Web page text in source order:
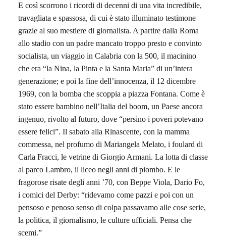
E così scorrono i ricordi di decenni di una vita incredibile,
travagliata e spassosa, di cui è stato illuminato testimone
grazie al suo mestiere di giornalista. A partire dalla Roma
allo stadio con un padre mancato troppo presto e convinto
socialista, un viaggio in Calabria con la 500, il macinino
che era “la Nina, la Pinta e la Santa Maria” di un’intera
generazione; e poi la fine dell’innocenza, il 12 dicembre
1969, con la bomba che scoppia a piazza Fontana. Come è
stato essere bambino nell’Italia del boom, un Paese ancora
ingenuo, rivolto al futuro, dove “persino i poveri potevano
essere felici”. Il sabato alla Rinascente, con la mamma
commessa, nel profumo di Mariangela Melato, i foulard di
Carla Fracci, le vetrine di Giorgio Armani. La lotta di classe
al parco Lambro, il liceo negli anni di piombo. E le
fragorose risate degli anni ’70, con Beppe Viola, Dario Fo,
i comici del Derby: “ridevamo come pazzi e poi con un
pensoso e penoso senso di colpa passavamo alle cose serie,
la politica, il giornalismo, le culture ufficiali. Pensa che
scemi.”